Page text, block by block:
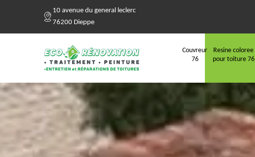
10 avenue du general leclerc
76200 Dieppe
Couvreur
76
Resine coloree
pour toiture 76